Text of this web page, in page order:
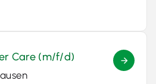
Care (m/f/d)